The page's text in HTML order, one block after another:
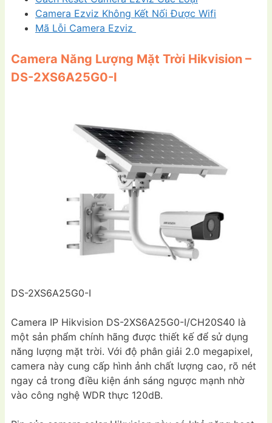
Camera Ezviz Không Kết Nối Được Wifi
Mã Lỗi Camera Ezviz
Camera Năng Lượng Mặt Trời Hikvision –
DS-2XS6A25G0-I
DS-2XS6A25G0-I
Camera IP Hikvision DS-2XS6A25G0-I/CH20S40 là
một sản phẩm chính hãng được thiết kế để sử dụng
năng lượng mặt trời. Với độ phân giải 2.0 megapixel,
camera này cung cấp hình ảnh chất lượng cao, rõ nét
ngay cả trong điều kiện ánh sáng ngược mạnh nhờ
vào công nghệ WDR thực 120dB.